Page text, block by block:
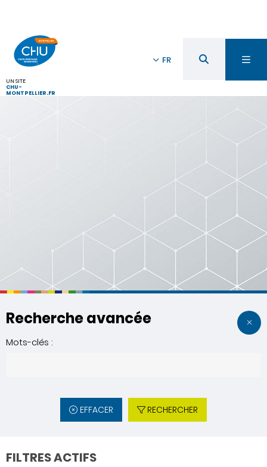
UN SITE
CHU-
MONTPELLIER.FR
FR
Recherche avancée
Mots-clés :
EFFACER RECHERCHER
FILTRES ACTIFS